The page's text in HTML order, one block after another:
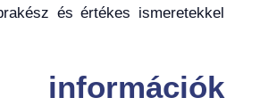
és értékes ismeretekkel